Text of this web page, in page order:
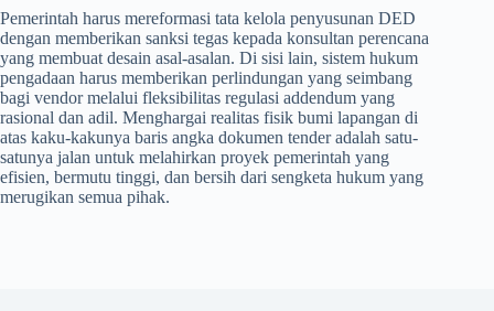
Pemerintah harus mereformasi tata kelola penyusunan DED
dengan memberikan sanksi tegas kepada konsultan perencana
yang membuat desain asal-asalan. Di sisi lain, sistem hukum
pengadaan harus memberikan perlindungan yang seimbang
bagi vendor melalui fleksibilitas regulasi addendum yang
rasional dan adil. Menghargai realitas fisik bumi lapangan di
atas kaku-kakunya baris angka dokumen tender adalah satu-
satunya jalan untuk melahirkan proyek pemerintah yang
efisien, bermutu tinggi, dan bersih dari sengketa hukum yang
merugikan semua pihak.